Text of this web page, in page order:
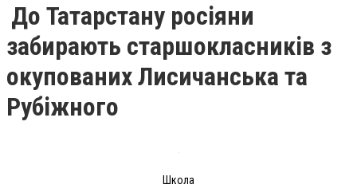
До Татарстану росіяни
забирають старшокласників з
окупованих Лисичанська та
Рубіжного
Школа